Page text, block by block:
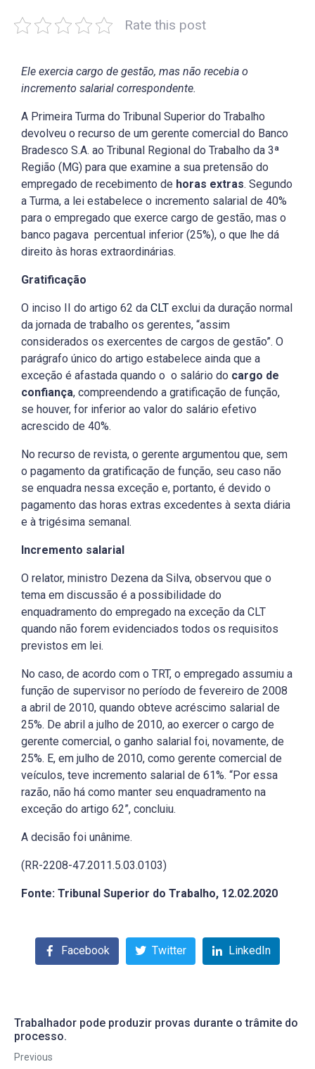
Rate this post
Ele exercia cargo de gestão, mas não recebia o
incremento salarial correspondente.
A Primeira Turma do Tribunal Superior do Trabalho
devolveu o recurso de um gerente comercial do Banco
Bradesco S.A. ao Tribunal Regional do Trabalho da 3ª
Região (MG) para que examine a sua pretensão do
empregado de recebimento de horas extras. Segundo
a Turma, a lei estabelece o incremento salarial de 40%
para o empregado que exerce cargo de gestão, mas o
banco pagava percentual inferior (25%), o que lhe dá
direito às horas extraordinárias.
Gratificação
O inciso II do artigo 62 da CLT exclui da duração normal
da jornada de trabalho os gerentes, “assim
considerados os exercentes de cargos de gestão”. O
parágrafo único do artigo estabelece ainda que a
exceção é afastada quando o o salário do cargo de
confiança, compreendendo a gratificação de função,
se houver, for inferior ao valor do salário efetivo
acrescido de 40%.
No recurso de revista, o gerente argumentou que, sem
o pagamento da gratificação de função, seu caso não
se enquadra nessa exceção e, portanto, é devido o
pagamento das horas extras excedentes à sexta diária
e à trigésima semanal.
Incremento salarial
O relator, ministro Dezena da Silva, observou que o
tema em discussão é a possibilidade do
enquadramento do empregado na exceção da CLT
quando não forem evidenciados todos os requisitos
previstos em lei.
No caso, de acordo com o TRT, o empregado assumiu a
função de supervisor no período de fevereiro de 2008
a abril de 2010, quando obteve acréscimo salarial de
25%. De abril a julho de 2010, ao exercer o cargo de
gerente comercial, o ganho salarial foi, novamente, de
25%. E, em julho de 2010, como gerente comercial de
veículos, teve incremento salarial de 61%. “Por essa
razão, não há como manter seu enquadramento na
exceção do artigo 62”, concluiu.
A decisão foi unânime.
(RR-2208-47.2011.5.03.0103)
Fonte: Tribunal Superior do Trabalho, 12.02.2020
Facebook Twitter LinkedIn
Trabalhador pode produzir provas durante o trâmite do
processo.
Previous